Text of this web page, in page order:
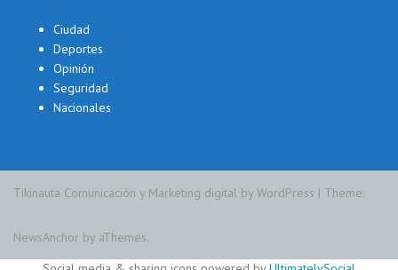
Ciudad
Deportes
Opinión
Seguridad
Nacionales
Tikinauta Comunicación y Marketing digital by WordPress | Theme:
NewsAnchor by aThemes.